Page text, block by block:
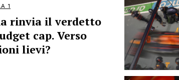
1
rinvia il verdetto
cap. Verso
lievi?